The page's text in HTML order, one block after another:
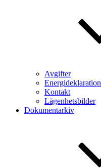
Avgifter
Energideklaration
Kontakt
Lägenhetsbilder
Dokumentarkiv